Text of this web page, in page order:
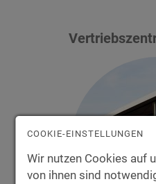
COOKIE-EINSTELLUNGEN
Wir nutzen Cookies auf
von ihnen sind